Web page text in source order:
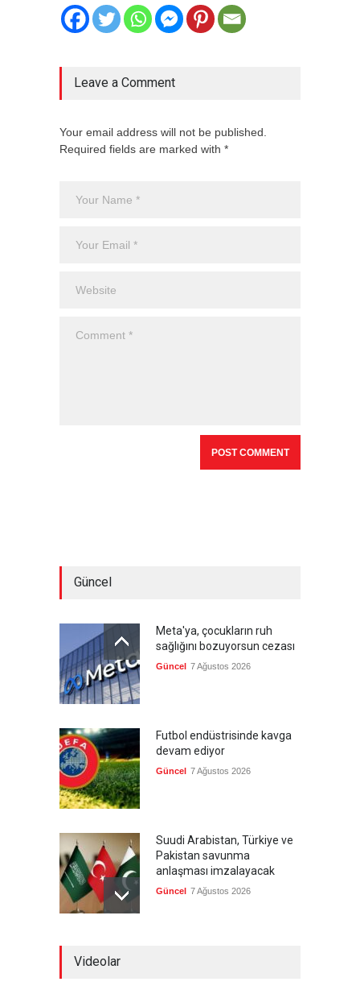
Leave a Comment
Your email address will not be published.
Required fields are marked with *
Güncel
Meta'ya, çocukların ruh
sağlığını bozuyorsun cezası
Güncel 7 Ağustos 2026
Futbol endüstrisinde kavga
devam ediyor
Güncel 7 Ağustos 2026
Suudi Arabistan, Türkiye ve
Pakistan savunma
anlaşması imzalayacak
Güncel 7 Ağustos 2026
Videolar